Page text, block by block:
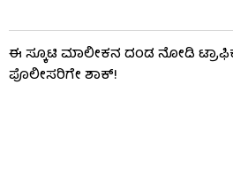
ಈ ಸ್ಕೂಟಿ ಮಾಲೀಕನ ದಂಡ ನೋಡಿ
ಪೊಲೀಸರಿಗೇ ಶಾಕ್!